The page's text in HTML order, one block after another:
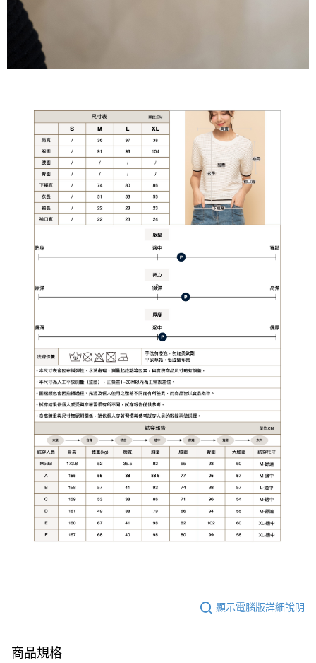
顯示電腦版詳細說明
商品規格